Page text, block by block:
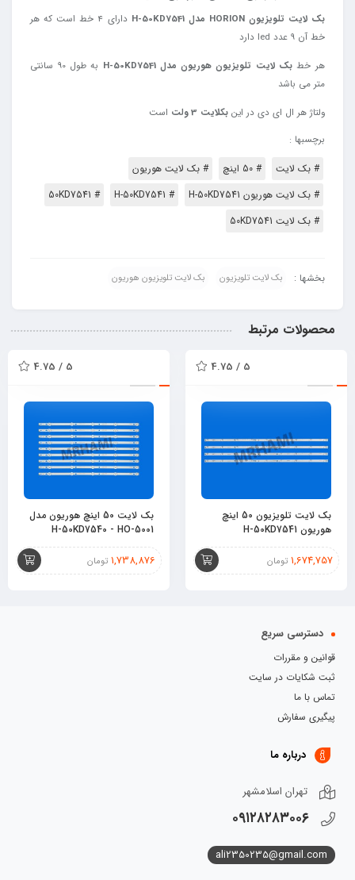
بک لایت تلویزیون HORION مدل H-50KD7541
دارای 4 خط است که هر
خط آن 9 عدد led دارد
هر خط بک لایت تلویزیون هوریون مدل H-50KD7541
به طول 90 سانتی
متر می باشد
ولتاژ هر ال ای دی در این بکلایت ولت است
برچسبها :
# بک لایت # 50 اینچ
# بک لایت هوریون
# بک لایت هوریون H-50KD7541
# H-50KD7541
# 50KD7541
# بک لایت 50KD7541
بخشها : بک لایت تلویزیون بک لایت تلویزیون هوریون
محصولات مرتبط
5 / 4.75
بک لایت تلویزیون 50 اینچ
هوریون H-50KD7541
1,674,757 تومان
5 / 4.75
بک لایت 50 اینچ هوریون مدل
H-50KD7540 - HO-5001
1,738,876 تومان
دسترسی سریع
قوانین و مقررات
ثبت شکایات در سایت
تماس با ما
پیگیری سفارش
درباره ما
تهران اسلامشهر
۰۹۱۲۸۲۸۳۰۰۶
ali2350235@gmail.com